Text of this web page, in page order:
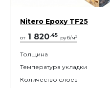
Nitero Epoxy TF25
от 1 820.45 руб/м2
Толщина
Температура укладки
Количество слоев